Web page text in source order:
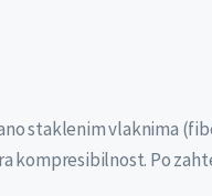
staklenim vlaknima
kompresibilnost. Po